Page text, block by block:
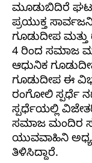
ಮೂಡುಬಿದಿರೆ
ಪ್ರಯುಕ್ತ
ಗೂಡುದೀಪ
4 ರಿಂದ ಸಮಾಜ
ಆಧುನಿಕ
ಗೂಡುದೀಪ ಈ
ರಂಗೋಲಿ ಸ್ಪರ್ಧೆ
ಸ್ಪರ್ಧೆಯಲ್ಲಿ
ಸಮಾಜ ಮಂದಿರ
ಯುವವಾಹಿನಿ
ತಿಳಿಸಿದ್ದಾರೆ.